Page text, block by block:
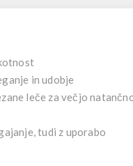
in udobje
leče za večjo
tudi z uporabo